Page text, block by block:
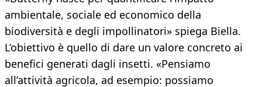
ambientale, sociale ed economico della
biodiversità e degli impollinatori» spiega Biella.
L’obiettivo è quello di dare un valore concreto ai
benefici generati dagli insetti. «Pensiamo
all’attività agricola, ad esempio: possiamo